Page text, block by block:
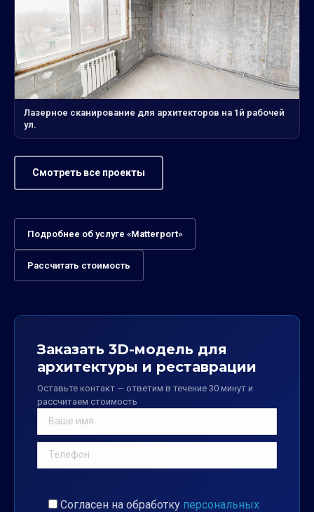
Лазерное сканирование для архитекторов на 1й рабочей
ул.
Смотреть все проекты
Подробнее об услуге «Matterport»
Рассчитать стоимость
Заказать 3D-модель для
архитектуры и реставрации
Оставьте контакт — ответим в течение 30 минут и
рассчитаем стоимость
Согласен на обработку персональных